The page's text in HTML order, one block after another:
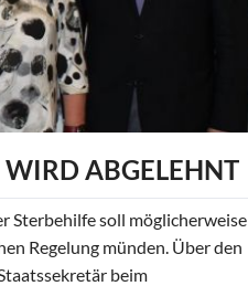
ABGELEHNT
Sterbehilfe soll möglicherweise
Regelung münden. Über den
beim